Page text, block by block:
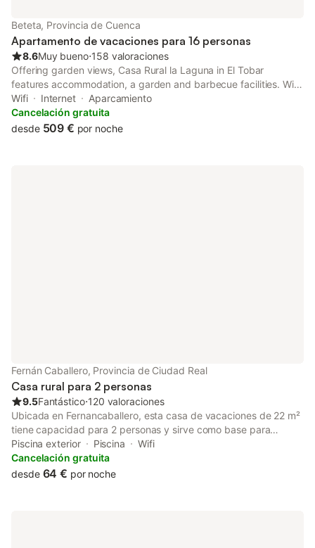
Beteta, Provincia de Cuenca
Apartamento de vacaciones para 16 personas
8.6Muy bueno⋅158 valoraciones
Offering garden views, Casa Rural la Laguna in El Tobar
features accommodation, a garden and barbecue facilities. With
river views, this accommodation provides a patio.
Wifi Internet
Aparcamiento
Cancelación gratuita
desde 509 € por noche
Fernán Caballero, Provincia de Ciudad Real
Casa rural para 2 personas
9.5Fantástico⋅120 valoraciones
Ubicada en Fernancaballero, esta casa de vacaciones de 22 m²
tiene capacidad para 2 personas y sirve como base para
explorar la zona. La propiedad cuenta con un dormitorio con
una cama grande king-size, un baño y una cocina americana
equipada con microondas, lavavajillas y horno. Para su
Piscina exterior Piscina
Wifi
Cancelación gratuita
desde 64 € por noche